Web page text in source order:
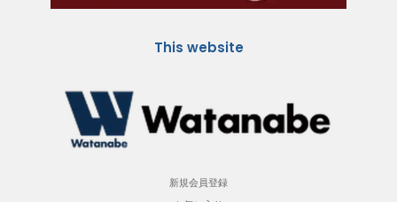
This website
新規会員登録